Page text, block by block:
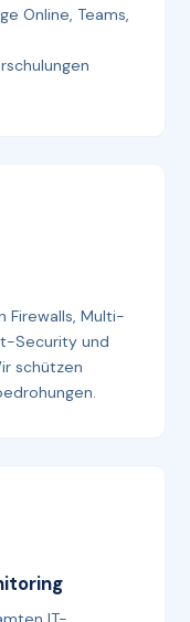
Online, Teams,
Firewalls, Multi-
Security und
schützen